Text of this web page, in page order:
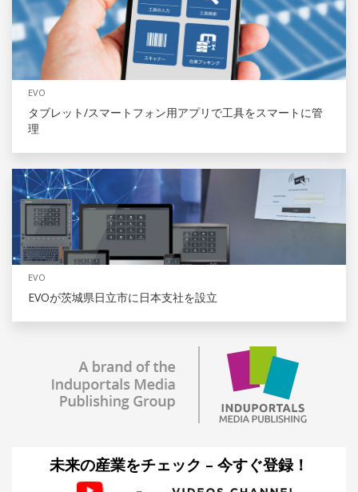
EVO
タブレット/スマートフォン用アプリで工具をスマートに管
理
EVO
EVOが茨城県日立市に日本支社を設立
未来の産業をチェック – 今すぐ登録！